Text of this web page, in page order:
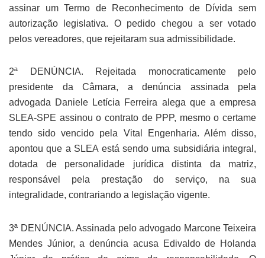
assinar um Termo de Reconhecimento de Dívida sem
autorização legislativa. O pedido chegou a ser votado
pelos vereadores, que rejeitaram sua admissibilidade.
2ª DENÚNCIA. Rejeitada monocraticamente pelo
presidente da Câmara, a denúncia assinada pela
advogada Daniele Letícia Ferreira alega que a empresa
SLEA-SPE assinou o contrato de PPP, mesmo o certame
tendo sido vencido pela Vital Engenharia. Além disso,
apontou que a SLEA está sendo uma subsidiária integral,
dotada de personalidade jurídica distinta da matriz,
responsável pela prestação do serviço, na sua
integralidade, contrariando a legislação vigente.
3ª DENÚNCIA. Assinada pelo advogado Marcone Teixeira
Mendes Júnior, a denúncia acusa Edivaldo de Holanda